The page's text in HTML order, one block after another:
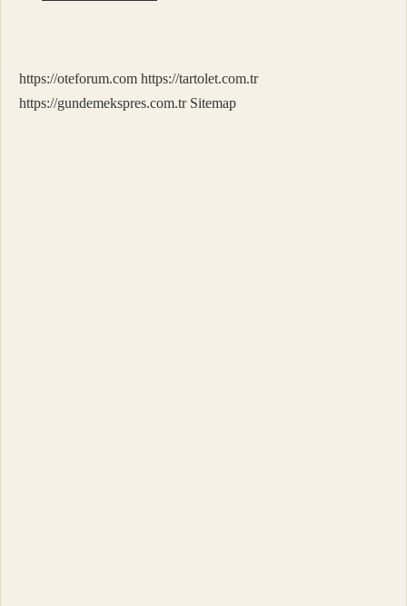
https://oteforum.com https://tartolet.com.tr
https://gundemekspres.com.tr Sitemap